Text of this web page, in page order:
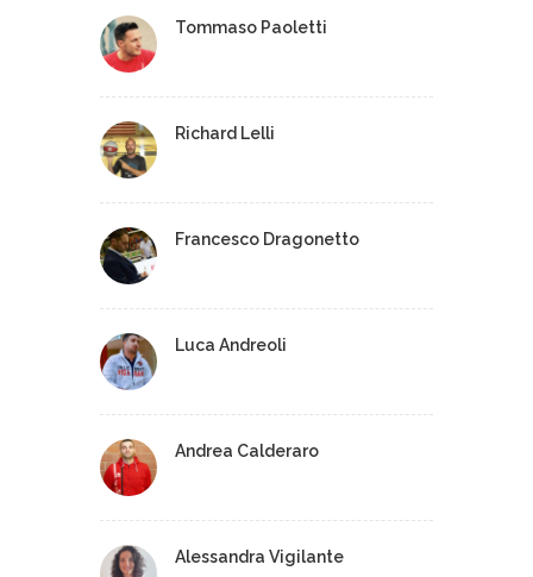
Tommaso Paoletti
Richard Lelli
Francesco Dragonetto
Luca Andreoli
Andrea Calderaro
Alessandra Vigilante